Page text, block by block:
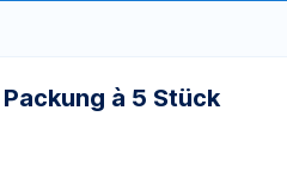
à 5 Stück